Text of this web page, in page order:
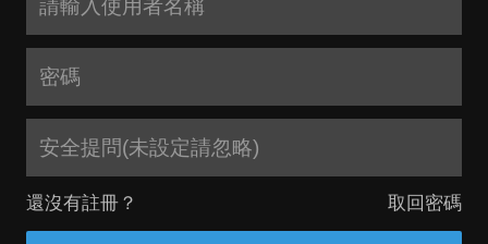
安全提問(未設定請忽略)
還沒有註冊？ 取回密碼